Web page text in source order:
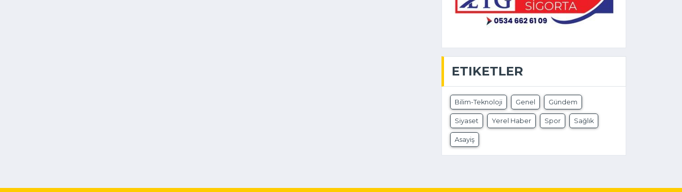
ETIKETLER
Bilim-Teknoloji Genel Gündem
Siyaset Yerel Haber Spor Sağlık
Asayiş